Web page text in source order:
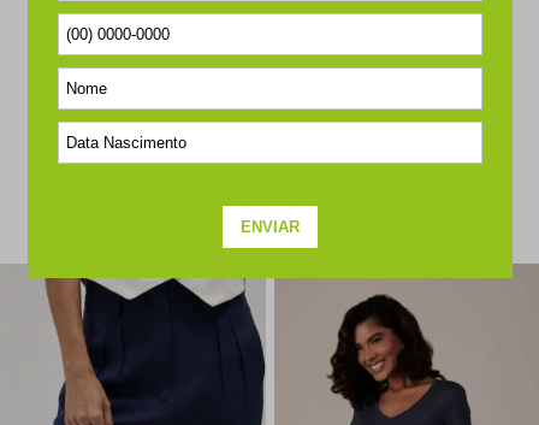
SEJA O PRIMEIRO A PERGUNTAR
COMPLETE O SEU LOOK